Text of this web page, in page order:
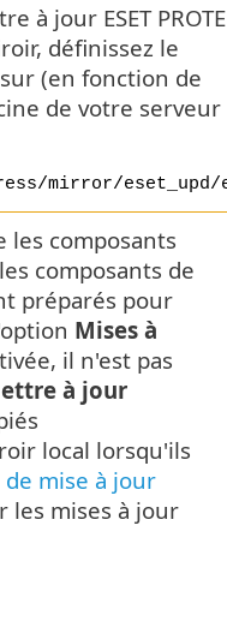
à jour ESET
définissez le
sur (en fonction de
de votre serveur
mirror/eset_upd/
les composants
composants de
préparés pour
Mises à
il n'est pas
à jour
local lorsqu'ils
de mise à jour
les mises à jour